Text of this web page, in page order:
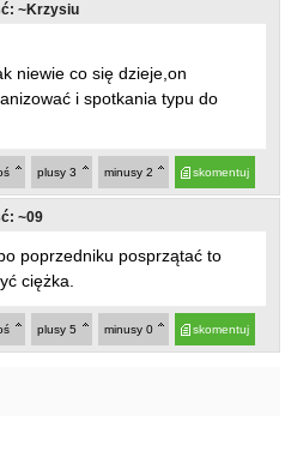
~Krzysiu
niewie co się dzieje,on
i spotkania typu do
skomentuj
minusy 2
plusy 3
~09
poprzedniku posprzątać to
ciężka.
skomentuj
minusy 0
plusy 5